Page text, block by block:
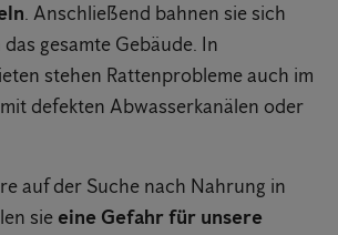
. Anschließend bahnen sie sich
gesamte Gebäude. In
stehen Rattenprobleme auch im
defekten Abwasserkanälen oder
auf der Suche nach Nahrung in
sie eine Gefahr für unsere